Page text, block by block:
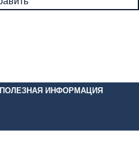
ПОЛЕЗНАЯ ИНФОРМАЦИЯ